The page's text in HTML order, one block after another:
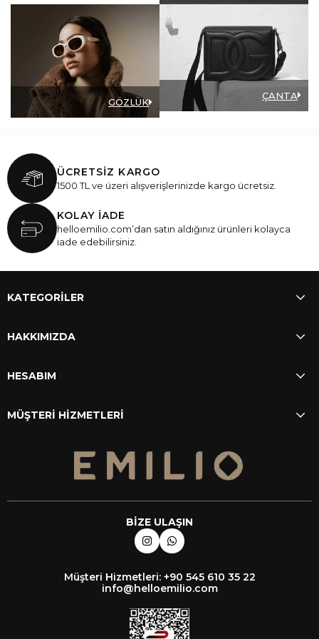
GÖZLÜK
ÇANTA
ÜCRETSİZ KARGO
1500 TL ve üzeri alışverişlerinizde kargo ücretsiz.
KOLAY İADE
helloemilio.com’dan satın aldığınız ürünleri kolayca
iade edebilirsiniz.
KATEGORİLER
HAKKIMIZDA
HESABIM
MÜŞTERİ HİZMETLERİ
BİZE ULAŞIN
Müşteri Hizmetleri: +90 545 610 35 22
info@helloemilio.com